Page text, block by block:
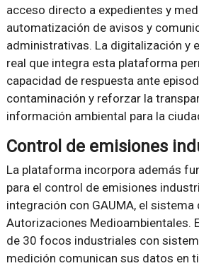
acceso directo a expedientes y
automatización de avisos y
administrativas. La digitalización y
real que integra esta plataforma
capacidad de respuesta ante
contaminación y reforzar la
información ambiental para la
Control de emisiones
La plataforma incorpora además
para el control de emisiones
integración con GAUMA, el sistema
Autorizaciones Medioambientales.
de 30 focos industriales con
medición comunican sus datos en